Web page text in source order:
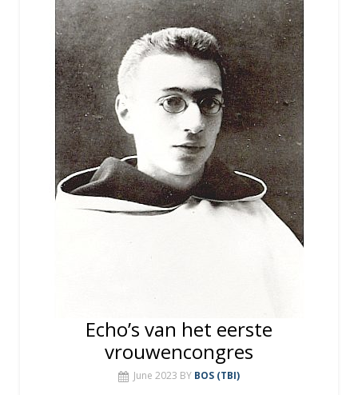
Echo’s van het eerste
vrouwencongres
June 2023 BY BOS (TBI)